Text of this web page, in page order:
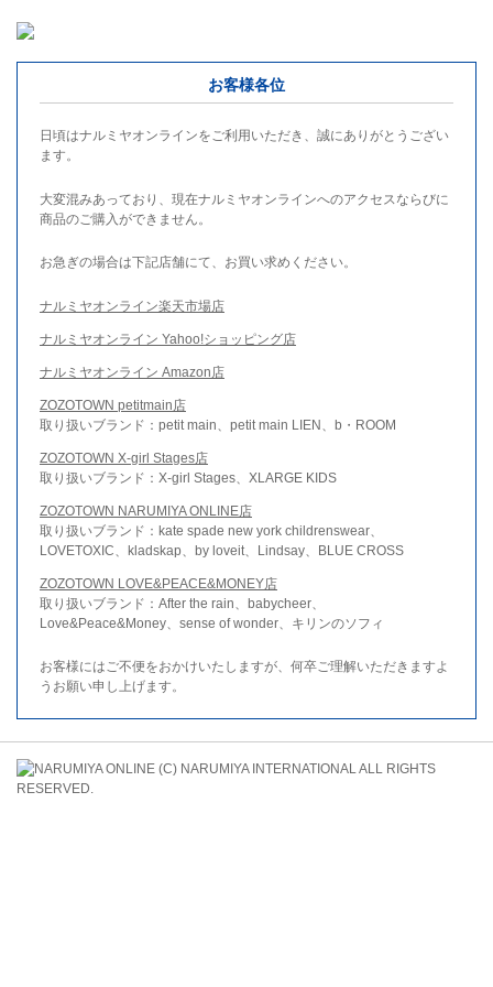
お客様各位
日頃はナルミヤオンラインをご利用いただき、誠にありがとうござい
ます。
大変混みあっており、現在ナルミヤオンラインへのアクセスならびに
商品のご購入ができません。
お急ぎの場合は下記店舗にて、お買い求めください。
ナルミヤオンライン楽天市場店
ナルミヤオンライン Yahoo!ショッピング店
ナルミヤオンライン Amazon店
ZOZOTOWN petitmain店
取り扱いブランド：petit main、petit main LIEN、b・ROOM
ZOZOTOWN X-girl Stages店
取り扱いブランド：X-girl Stages、XLARGE KIDS
ZOZOTOWN NARUMIYA ONLINE店
取り扱いブランド：kate spade new york childrenswear、
LOVETOXIC、kladskap、by loveit、Lindsay、BLUE CROSS
ZOZOTOWN LOVE&PEACE&MONEY店
取り扱いブランド：After the rain、babycheer、
Love&Peace&Money、sense of wonder、キリンのソフィ
お客様にはご不便をおかけいたしますが、何卒ご理解いただきますよ
うお願い申し上げます。